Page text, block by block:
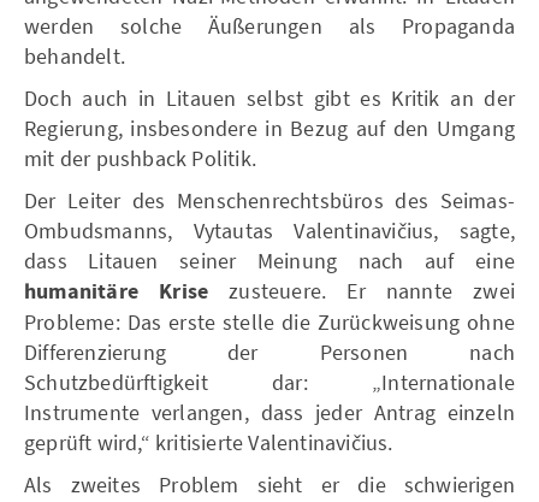
werden solche Äußerungen als Propaganda
behandelt.
Doch auch in Litauen selbst gibt es Kritik an der
Regierung, insbesondere in Bezug auf den Umgang
mit der pushback Politik.
Der Leiter des Menschenrechtsbüros des Seimas-
Ombudsmanns, Vytautas Valentinavičius, sagte,
dass Litauen seiner Meinung nach auf eine
humanitäre Krise zusteuere. Er nannte zwei
Probleme: Das erste stelle die Zurückweisung ohne
Differenzierung der Personen nach
Schutzbedürftigkeit dar: „Internationale
Instrumente verlangen, dass jeder Antrag einzeln
geprüft wird,“ kritisierte Valentinavičius.
Als zweites Problem sieht er die schwierigen